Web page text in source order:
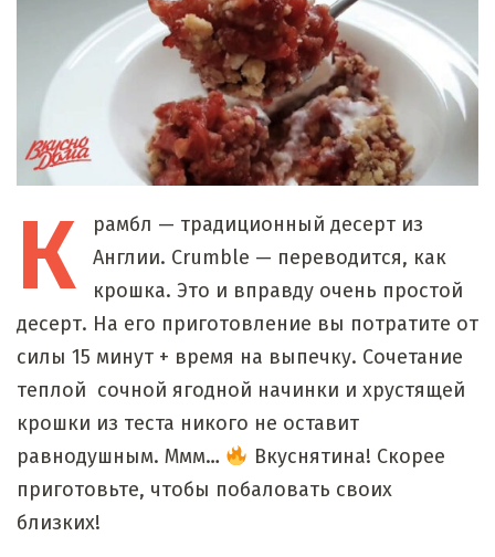
К рамбл — традиционный десерт из
Англии. Crumble — переводится, как
крошка. Это и вправду очень простой
десерт. На его приготовление вы потратите от
силы 15 минут + время на выпечку. Сочетание
теплой сочной ягодной начинки и хрустящей
крошки из теста никого не оставит
равнодушным. Ммм…
Вкуснятина! Скорее
приготовьте, чтобы побаловать своих
близких!